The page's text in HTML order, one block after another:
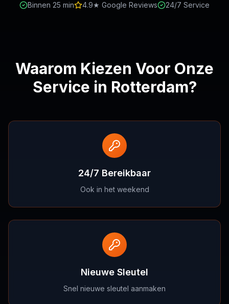
Binnen 25 min 4.9★ Google Reviews 24/7 Service
Waarom Kiezen Voor Onze
Service in Rotterdam?
24/7 Bereikbaar
Ook in het weekend
Nieuwe Sleutel
Snel nieuwe sleutel aanmaken